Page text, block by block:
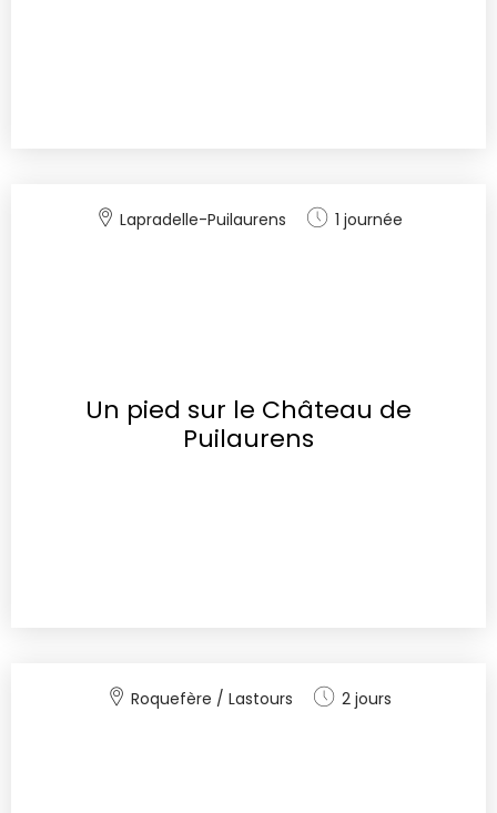
Lapradelle-Puilaurens 1 journée
Un pied sur le Château de
Puilaurens
Roquefère / Lastours 2 jours